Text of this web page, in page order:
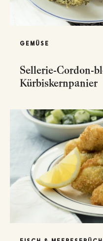
GEMÜSE
Sellerie-Cordon-
Kürbiskernpanier